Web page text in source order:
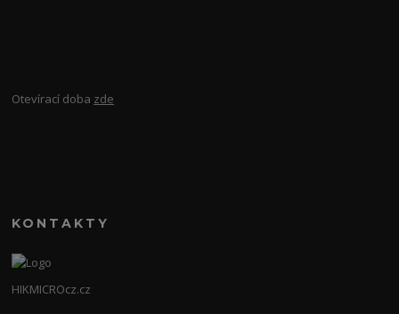
Otevírací doba zde
KONTAKTY
HIKMICROcz.cz